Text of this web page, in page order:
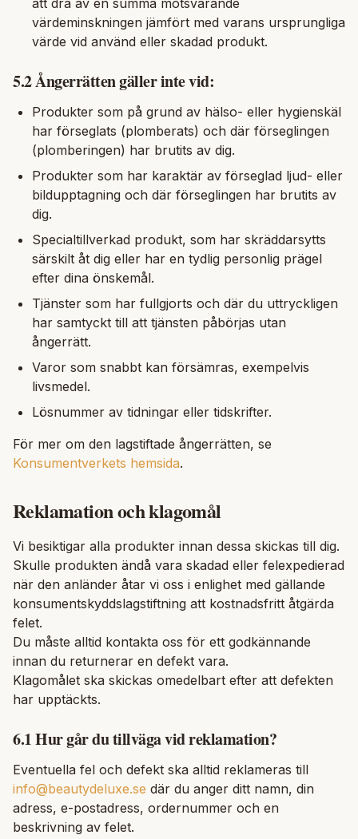
att dra av en summa motsvarande
värdeminskningen jämfört med varans ursprungliga
värde vid använd eller skadad produkt.
5.2 Ångerrätten gäller inte vid:
Produkter som på grund av hälso- eller hygienskäl
har förseglats (plomberats) och där förseglingen
(plomberingen) har brutits av dig.
Produkter som har karaktär av förseglad ljud- eller
bildupptagning och där förseglingen har brutits av
dig.
Specialtillverkad produkt, som har skräddarsytts
särskilt åt dig eller har en tydlig personlig prägel
efter dina önskemål.
Tjänster som har fullgjorts och där du uttryckligen
har samtyckt till att tjänsten påbörjas utan
ångerrätt.
Varor som snabbt kan försämras, exempelvis
livsmedel.
Lösnummer av tidningar eller tidskrifter.
För mer om den lagstiftade ångerrätten, se
Konsumentverkets hemsida.
Reklamation och klagomål
Vi besiktigar alla produkter innan dessa skickas till dig.
Skulle produkten ändå vara skadad eller felexpedierad
när den anländer åtar vi oss i enlighet med gällande
konsumentskyddslagstiftning att kostnadsfritt åtgärda
felet.
Du måste alltid kontakta oss för ett godkännande
innan du returnerar en defekt vara.
Klagomålet ska skickas omedelbart efter att defekten
har upptäckts.
6.1 Hur går du tillväga vid reklamation?
Eventuella fel och defekt ska alltid reklameras till
info@beautydeluxe.se där du anger ditt namn, din
adress, e-postadress, ordernummer och en
beskrivning av felet.